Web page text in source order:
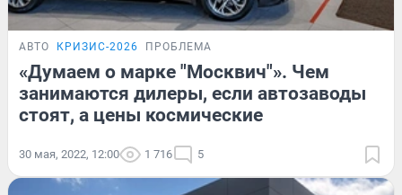
АВТО КРИЗИС-2026 ПРОБЛЕМА
«Думаем о марке "Москвич"». Чем
занимаются дилеры, если автозаводы
стоят, а цены космические
30 мая, 2022, 12:00 1 716 5